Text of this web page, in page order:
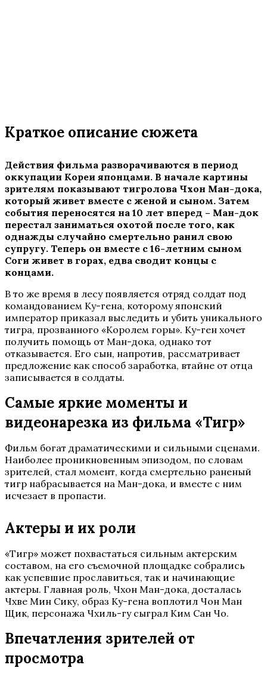
Краткое описание сюжета
Действия фильма разворачиваются в период
оккупации Кореи японцами. В начале картины
зрителям показывают тигролова Чхон Ман-дока,
который живет вместе с женой и сыном. Затем
события переносятся на 10 лет вперед – Ман-док
перестал заниматься охотой после того, как
однажды случайно смертельно ранил свою
супругу. Теперь он вместе с 16-летним сыном
Соги живет в горах, едва сводит концы с
концами.
В то же время в лесу появляется отряд солдат под
командованием Ку-гена, которому японский
император приказал выследить и убить уникального
тигра, прозванного «Королем горы». Ку-ген хочет
получить помощь от Ман-дока, однако тот
отказывается. Его сын, напротив, рассматривает
предложение как способ заработка, втайне от отца
записывается в солдаты.
Самые яркие моменты и
видеонарезка из фильма «Тигр»
Фильм богат драматическими и сильными сценами.
Наиболее проникновенным эпизодом, по словам
зрителей, стал момент, когда смертельно раненый
тигр набрасывается на Ман-дока, и вместе с ним
исчезает в пропасти.
Актеры и их роли
«Тигр» может похвастаться сильным актерским
составом, на его съемочной площадке собрались
как успевшие прославиться, так и начинающие
актеры. Главная роль, Чхон Ман-дока, досталась
Чхве Мин Сику, образ Ку-гена воплотил Чон Ман
Щик, персонажа Чхиль-гу сыграл Ким Сан Чо.
Впечатления зрителей от
просмотра